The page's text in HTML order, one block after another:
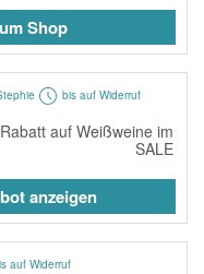
Shop
bis auf Widerruf
auf Weißweine im
SALE
anzeigen
auf Widerruf